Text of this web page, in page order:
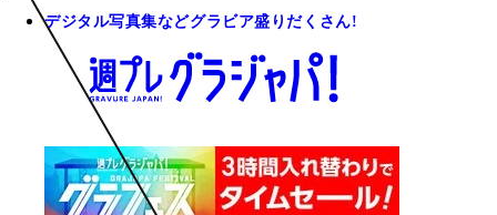
デジタル写真集などグラビア盛りだくさん!